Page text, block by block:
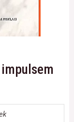
Są
mogli